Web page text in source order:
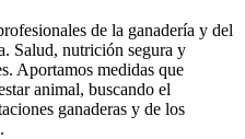
de la ganadería y del
Salud, nutrición segura y
Aportamos medidas que
animal, buscando el
ganaderas y de los